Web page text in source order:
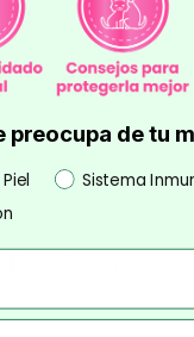
preocupa de tu
Sistema